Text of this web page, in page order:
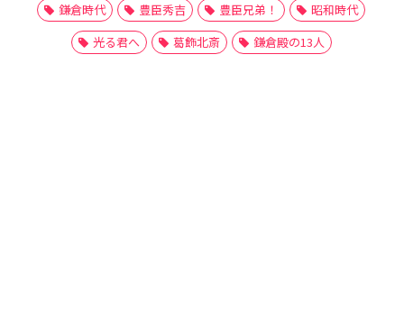
鎌倉時代
豊臣秀吉 豊臣兄弟！
昭和時代
光る君へ
葛飾北斎 鎌倉殿の13人